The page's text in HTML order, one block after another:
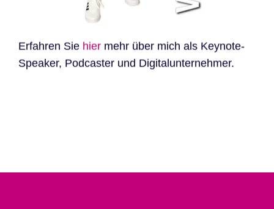
Erfahren Sie hiermehr über mich als Keynote-
Speaker, Podcaster und Digitalunternehmer.